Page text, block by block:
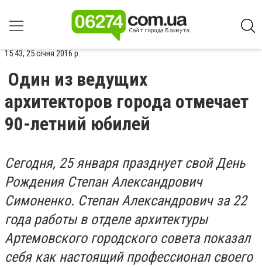
15:43, 25 січня 2016 р.
Один из ведущих
архитекторов города отмечает
90-летний юбилей
Сегодня, 25 января празднует свой День
Рождения Степан Александрович
Симоненко. Степан Александрович за 22
года работы в отделе архитектуры
Артемовского городского совета показал
себя как настоящий профессионал своего